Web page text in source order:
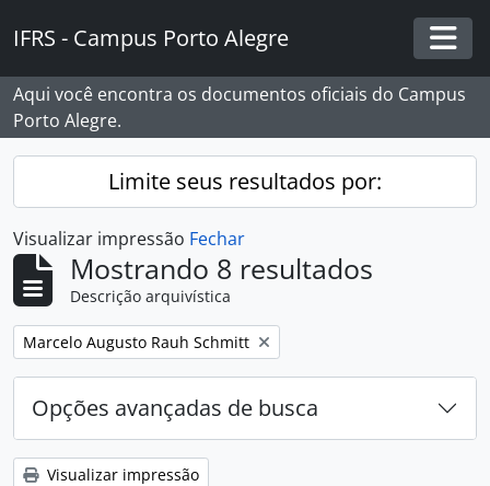
IFRS - Campus Porto Alegre
Aqui você encontra os documentos oficiais do Campus
Porto Alegre.
Limite seus resultados por:
Visualizar impressão Fechar
Mostrando 8 resultados
Descrição arquivística
Remover filtro:
Marcelo Augusto Rauh Schmitt
Opções avançadas de busca
Visualizar impressão